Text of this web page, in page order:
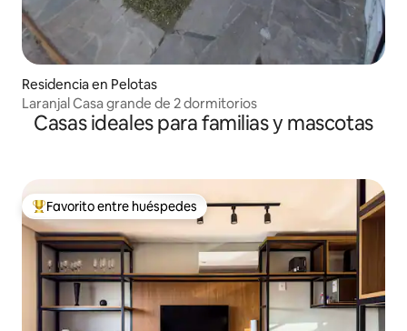
Residencia en Pelotas
Laranjal Casa grande de 2 dormitorios
Casas ideales para familias y mascotas
De los mejores en Favorito entre huéspedes
Favorito entre huéspedes